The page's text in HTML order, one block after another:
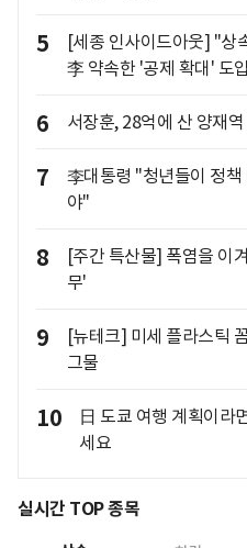
5
[세종 인사이드아웃] "상
李 약속한 '공제 확대' 도
6 서장훈, 28억에 산 양재
7
李대통령 "청년들이 정책
야"
8
[주간 특산물] 폭염을 이
무'
9
[뉴테크] 미세 플라스틱
그물
10
日 도쿄 여행 계획이라
세요
실시간 TOP 종목